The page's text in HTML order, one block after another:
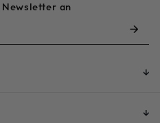
Newsletter an